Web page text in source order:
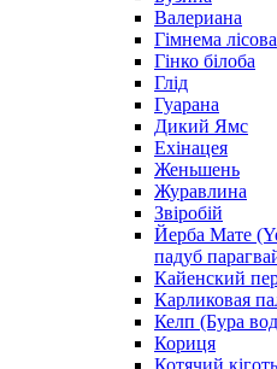
Валериана
Гімнема лісова
Гінко білоба
Глід
Гуарана
Дикий Ямс
Ехінацея
Женьшень
Журавлина
Звіробій
Йерба Мате
падуб
Кайенский
Карликовая
Келп (Бура
Кориця
Котячий кіготь